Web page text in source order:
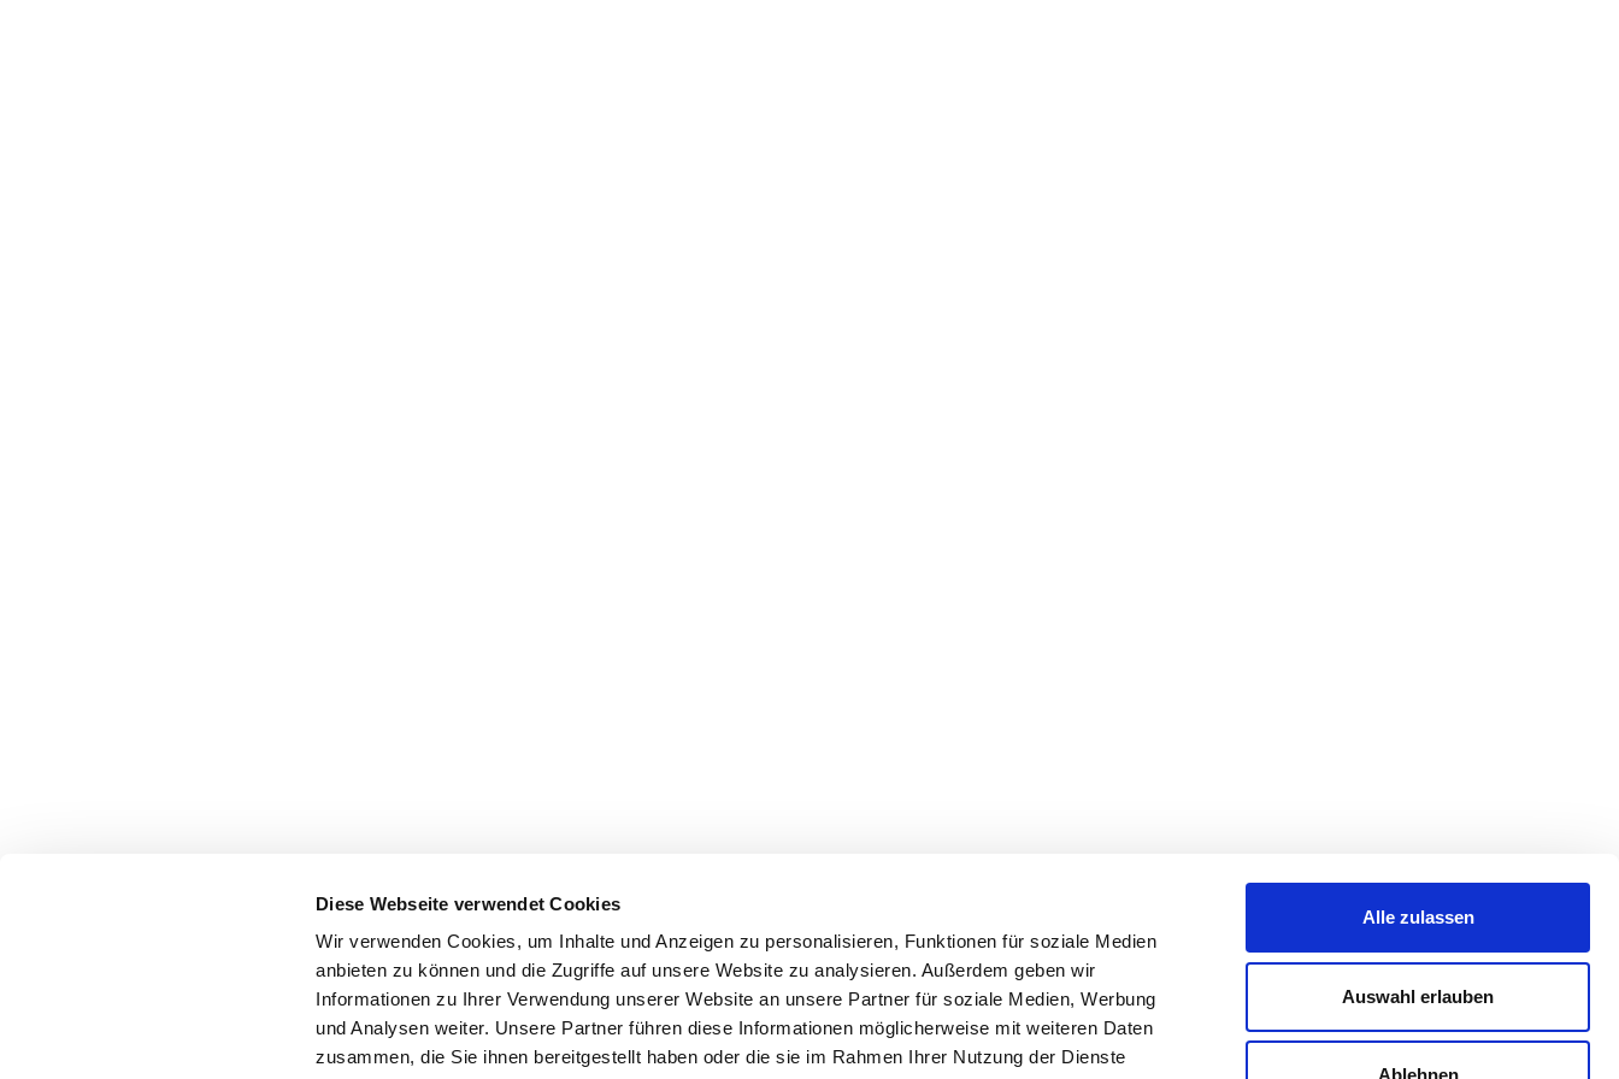
Diese Webseite verwendet Cookies
Wir verwenden Cookies, um Inhalte und Anzeigen zu personalisieren, Funktionen für soziale Medien
anbieten zu können und die Zugriffe auf unsere Website zu analysieren. Außerdem geben wir
Informationen zu Ihrer Verwendung unserer Website an unsere Partner für soziale Medien, Werbung
und Analysen weiter. Unsere Partner führen diese Informationen möglicherweise mit weiteren Daten
zusammen, die Sie ihnen bereitgestellt haben oder die sie im Rahmen Ihrer Nutzung der Dienste
Alle zulassen
Auswahl erlauben
Ablehnen